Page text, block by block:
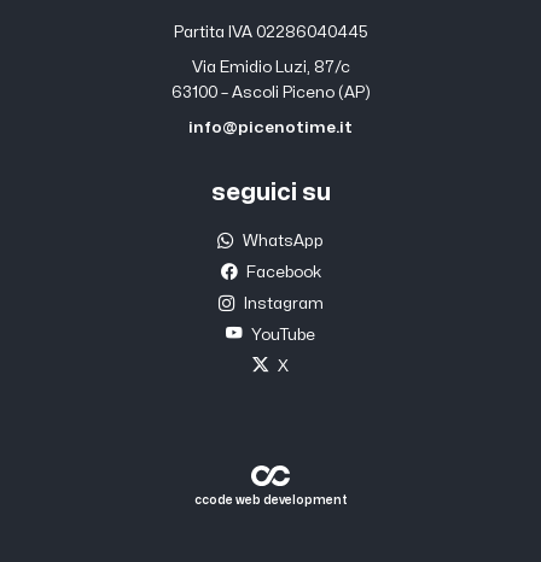
Partita IVA 02286040445
Via Emidio Luzi, 87/c
63100 – Ascoli Piceno (AP)
info@picenotime.it
seguici su
WhatsApp
Facebook
Instagram
YouTube
X
ccode web development